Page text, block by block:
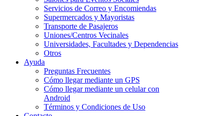
Servicios de Correo y Encomiendas
Supermercados y Mayoristas
Transporte de Pasajeros
Uniones/Centros Vecinales
Universidades, Facultades y Dependencias
Otros
Ayuda
Preguntas Frecuentes
Cómo llegar mediante un GPS
Cómo llegar mediante un celular con
Android
Términos y Condiciones de Uso